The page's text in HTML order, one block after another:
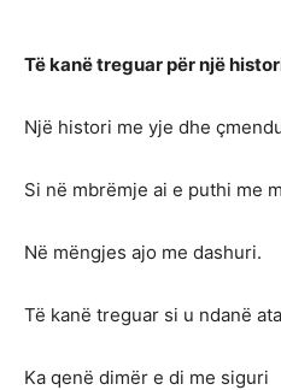
Të kanë treguar për një
Një histori me yje dhe
Si në mbrëmje ai e puthi me
Në mëngjes ajo me dashuri.
Të kanë treguar si u ndanë ata
Ka qenë dimër e di me siguri